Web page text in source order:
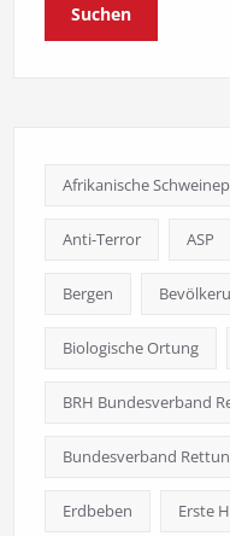
Suchen
Afrikanische
Anti-Terror ASP
Bergen
Biologische Ortung
BRH Bundesverband
Bundesverband
Erdbeben Erste